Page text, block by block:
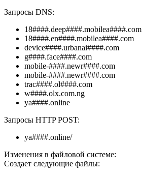
Запросы DNS:
18####.deep####.mobilea####.com
18####.en####.mobilea####.com
device####.urbanai####.com
g####.face####.com
mobile-####.newr####.com
mobile-####.newr####.com
trac####.ol####.com
w####.olx.com.ng
ya####.online
Запросы HTTP POST:
ya####.online/
Изменения в файловой системе:
Создает следующие файлы: